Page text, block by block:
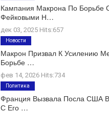
Кампания Макрона По Борьбе
Фейковыми Н…
дек 03, 2025 Hits:657
Макрон Призвал К Усилению
Борьбе …
фев 14, 2026 Hits:734
Новости
Франция Вызвала Посла США
С Его …
Политика